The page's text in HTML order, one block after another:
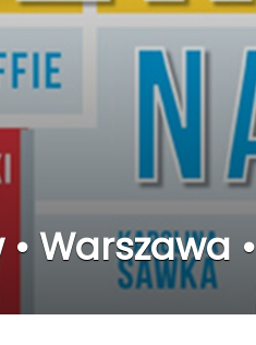
Warszawa •